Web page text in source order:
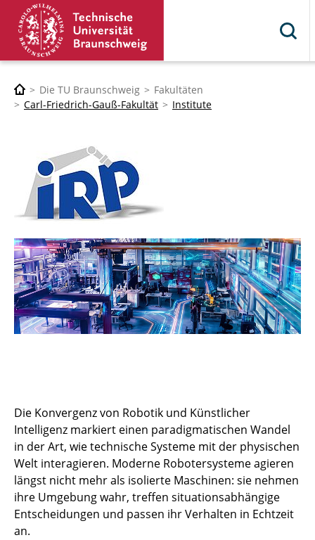
Die TU Braunschweig
Fakultäten
Carl-Friedrich-Gauß-Fakultät
Institute
Die Konvergenz von Robotik und Künstlicher
Intelligenz markiert einen paradigmatischen Wandel
in der Art, wie technische Systeme mit der physischen
Welt interagieren. Moderne Robotersysteme agieren
längst nicht mehr als isolierte Maschinen: sie nehmen
ihre Umgebung wahr, treffen situationsabhängige
Entscheidungen und passen ihr Verhalten in Echtzeit
an.